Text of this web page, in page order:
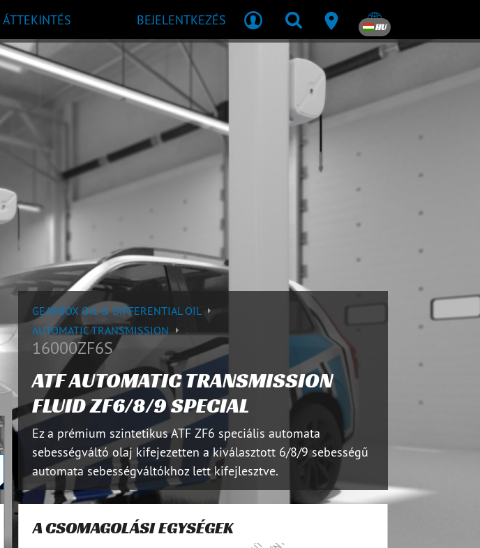
ÁTTEKINTÉS BEJELENTKEZÉS HU
GEARBOX OIL & DIFFERENTIAL OIL
AUTOMATIC TRANSMISSION
16000ZF6S
ATF AUTOMATIC TRANSMISSION
FLUID ZF6/8/9 SPECIAL
Ez a prémium szintetikus ATF ZF6 speciális automata
sebességváltó olaj kifejezetten a kiválasztott 6/8/9 sebességű
automata sebességváltókhoz lett kifejlesztve.
A CSOMAGOLÁSI EGYSÉGEK